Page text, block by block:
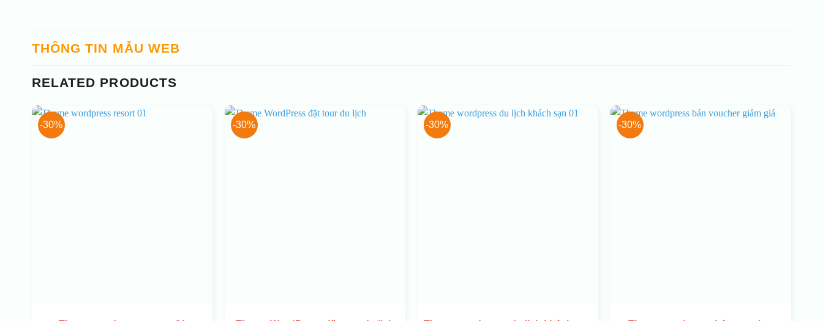
THÔNG TIN MẪU WEB
RELATED PRODUCTS
-30% -30% -30% -30%